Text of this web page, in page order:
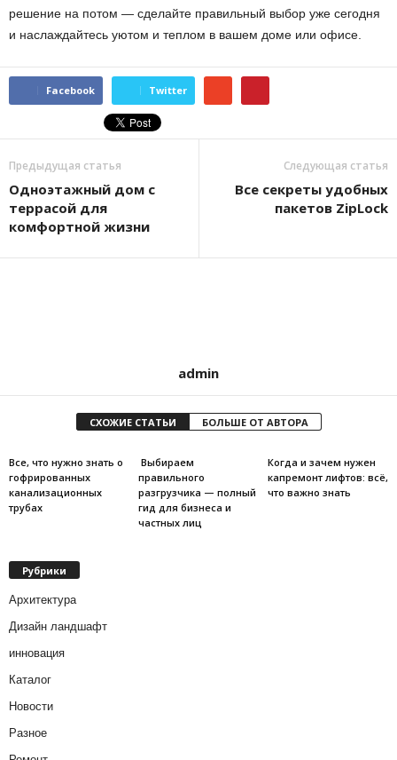
решение на потом — сделайте правильный выбор уже сегодня
и наслаждайтесь уютом и теплом в вашем доме или офисе.
Facebook Twitter
Предыдущая статья
Одноэтажный дом с
террасой для
комфортной жизни
Следующая статья
Все секреты удобных
пакетов ZipLock
admin
СХОЖИЕ СТАТЬИ БОЛЬШЕ ОТ АВТОРА
Все, что нужно знать о
гофрированных
канализационных
трубах
Выбираем
правильного
разгрузчика — полный
гид для бизнеса и
частных лиц
Когда и зачем нужен
капремонт лифтов: всё,
что важно знать
Рубрики
Архитектура
Дизайн ландшафт
инновация
Каталог
Новости
Разное